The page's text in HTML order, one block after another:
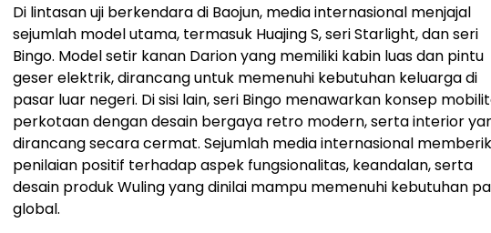
Di lintasan uji berkendara di Baojun, media internasional menjajal
sejumlah model utama, termasuk Huajing S, seri Starlight, dan seri
Bingo. Model setir kanan Darion yang memiliki kabin luas dan pintu
geser elektrik, dirancang untuk memenuhi kebutuhan keluarga di
pasar luar negeri. Di sisi lain, seri Bingo menawarkan konsep
perkotaan dengan desain bergaya retro modern, serta interior
dirancang secara cermat. Sejumlah media internasional
penilaian positif terhadap aspek fungsionalitas, keandalan, serta
desain produk Wuling yang dinilai mampu memenuhi kebutuhan
global.